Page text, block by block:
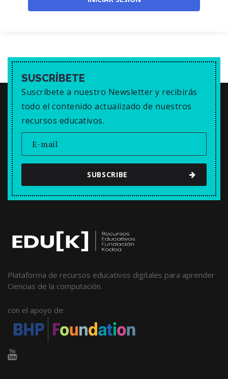
SUSCRÍBETE
Suscríbete a nuestro Newsletter y recibirás
todo el contenido actualizado de nuestros
recursos educativos.
SUBSCRIBE
Plataforma de recursos educativos digitales para aprender
Ciencias de la computación.
con el apoyo de: